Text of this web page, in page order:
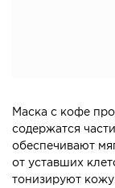
Маска с кофе
содержатся
обеспечивают
от уставших
тонизируют кожу.